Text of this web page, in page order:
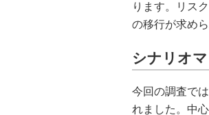
ります。リス
の移行が求め
シナリオ
今回の調査で
れました。中